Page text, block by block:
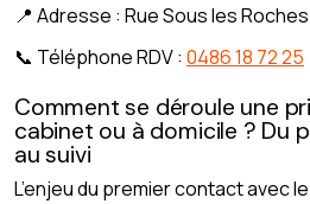
📍 Adresse : Rue Sous les
📞 Téléphone RDV : 0486 18 72 25
Comment se déroule une
cabinet ou à domicile ? Du
au suivi
L’enjeu du premier contact avec le